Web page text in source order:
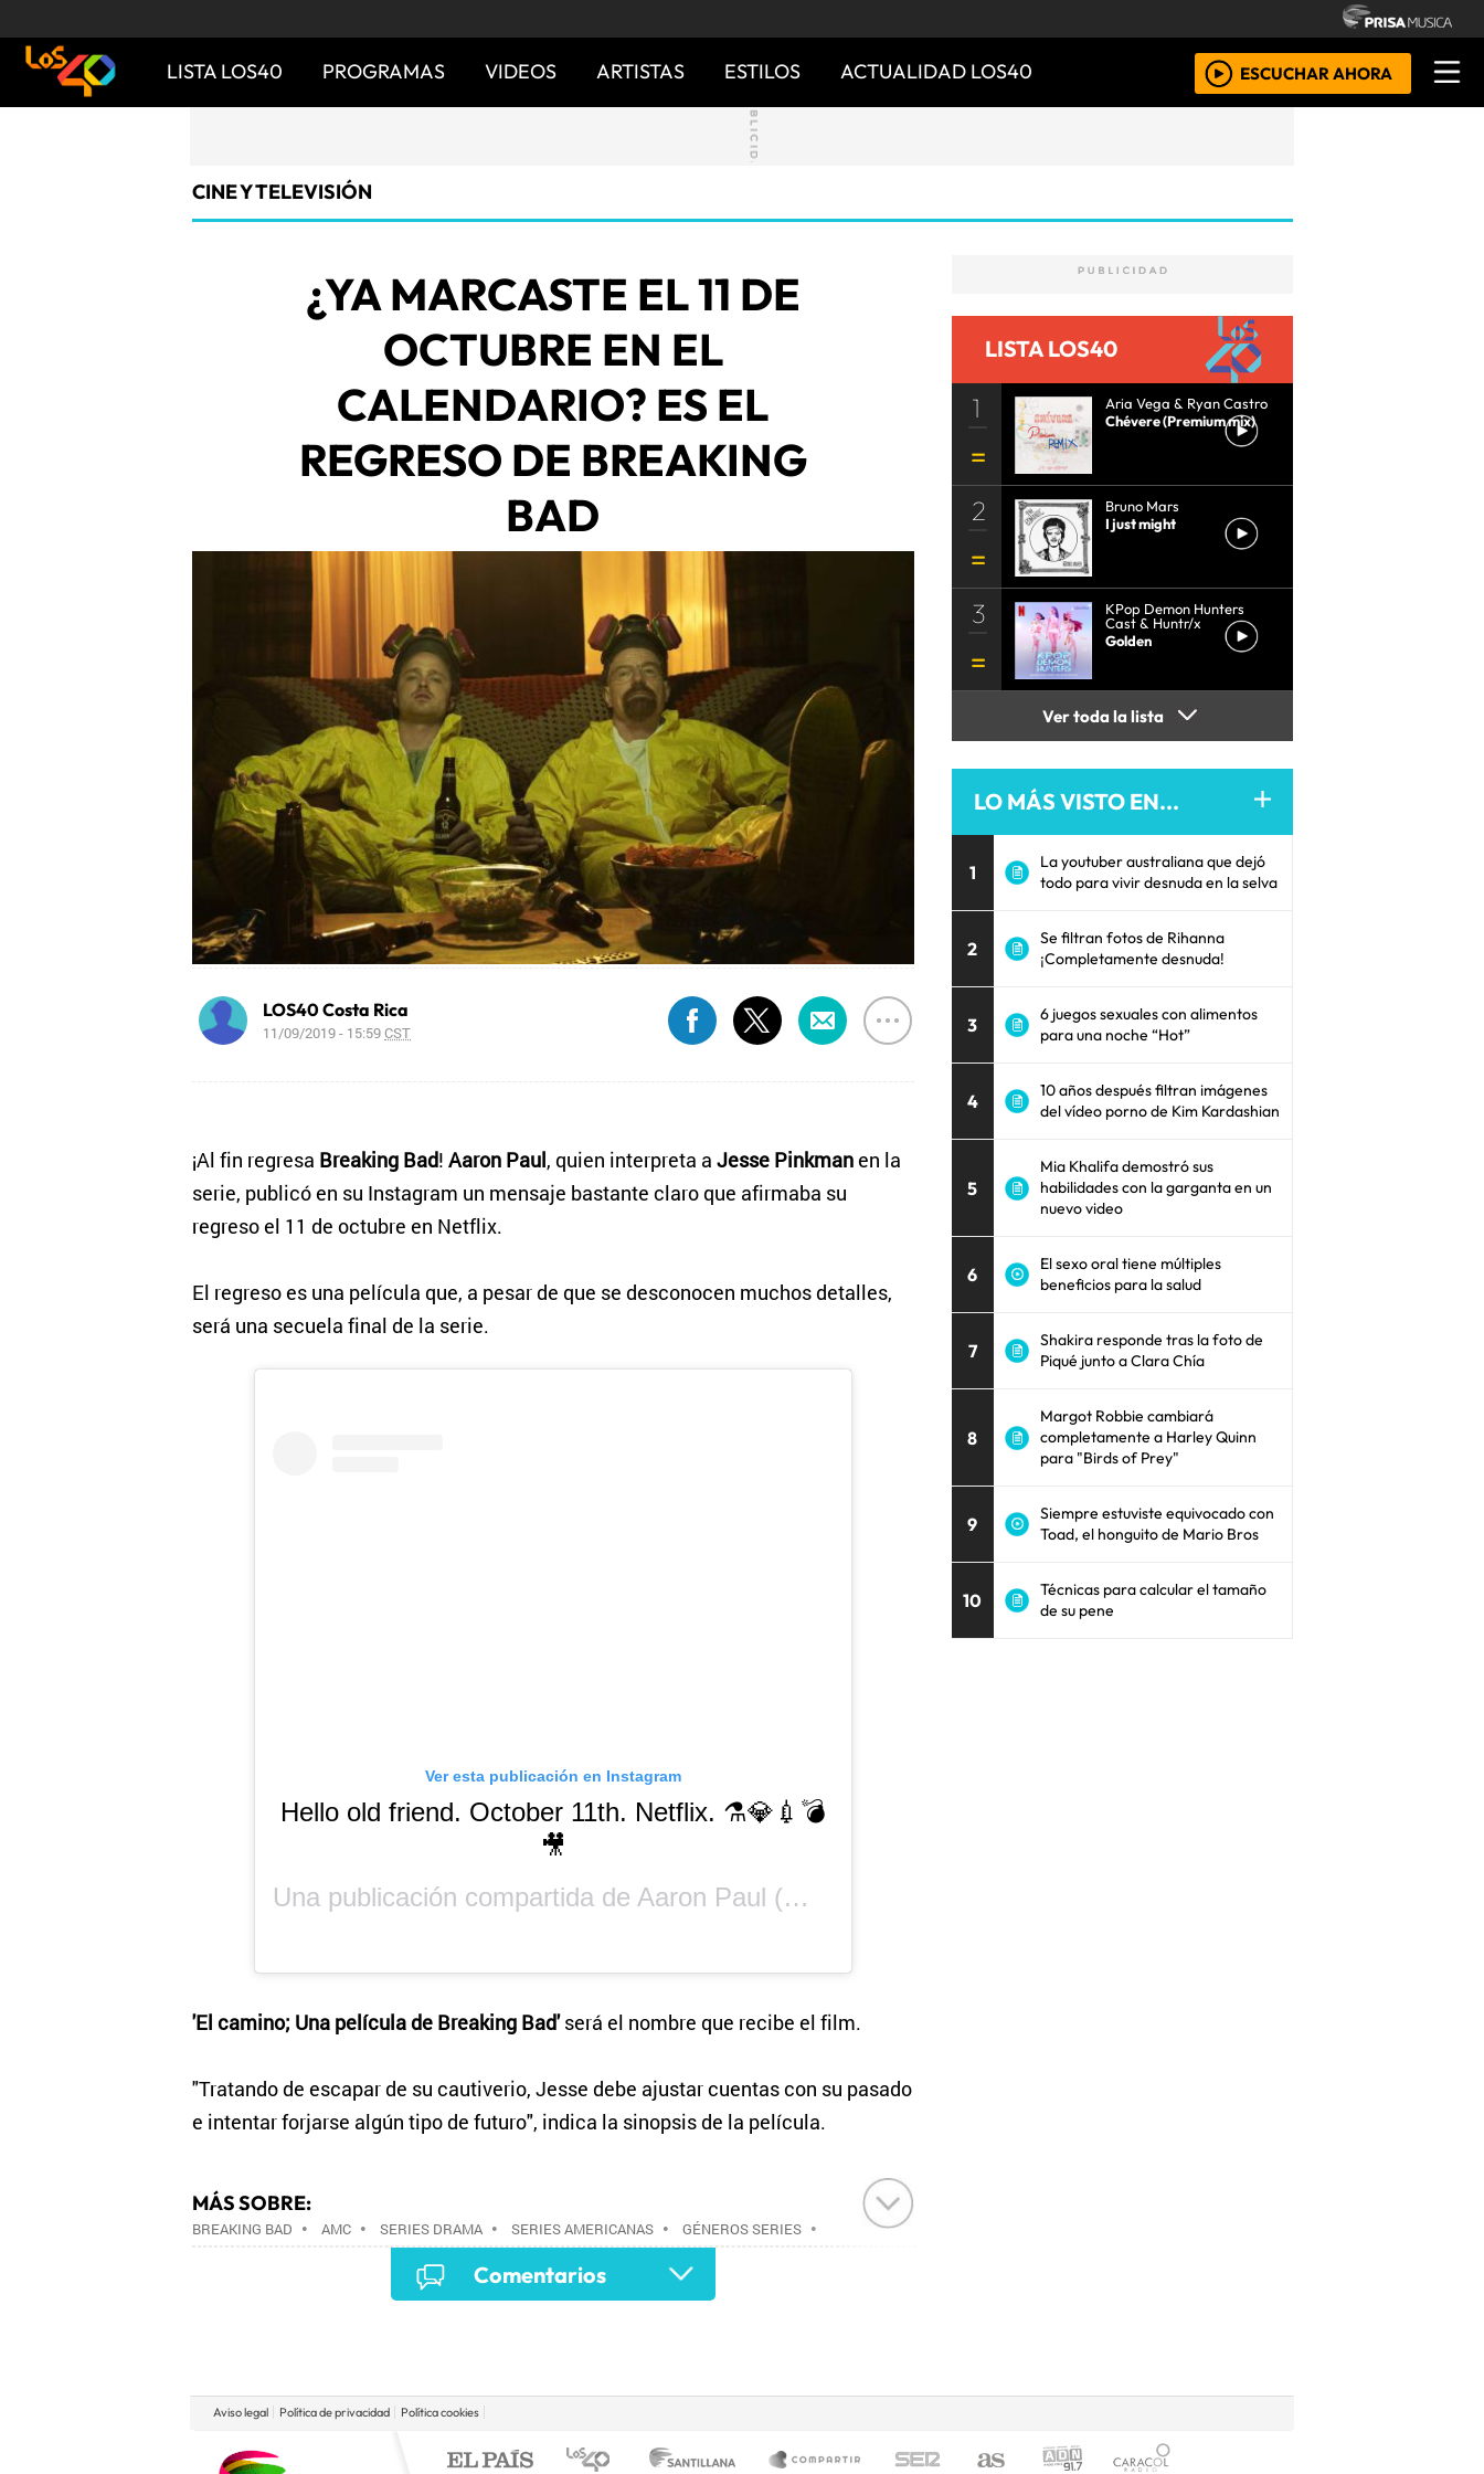
LISTA LOS40 PROGRAMAS VIDEOS ARTISTAS ESTILOS ACTUALIDAD LOS40 ESCUCHAR AHORA
CINE Y TELEVISIÓN
¿YA MARCASTE EL 11 DE
OCTUBRE EN EL
CALENDARIO? ES EL
REGRESO DE BREAKING
BAD
LOS40 Costa Rica
11/09/2019 - 15:59CST
¡Al fin regresa Breaking Bad! Aaron Paul, quien interpreta a Jesse Pinkmanen la
serie, publicó en su Instagram un mensaje bastante claro que afirmaba su
regreso el 11 de octubre en Netflix.
El regreso es una película que, a pesar de que se desconocen muchos detalles,
será una secuela final de la serie.
Ver esta publicación en Instagram
Hello old friend. October 11th. Netflix. ⚗️💎💉💣
🎥
Una publicación compartida de Aaron Paul (@aaronpaul) el
'El camino; Una película de Breaking Bad'será el nombre que recibe el film.
"Tratando de escapar de su cautiverio, Jesse debe ajustar cuentas con su pasado
e intentar forjarse algún tipo de futuro", indica la sinopsis de la película.
MÁS SOBRE:
BREAKING BAD • AMC• SERIES DRAMA• SERIES AMERICANAS• GÉNEROS SERIES•
PROGRAMA TELEVISIÓN
COMUNICACIÓN
Comentarios
LISTA LOS40
1
Aria Vega & Ryan Castro
Chévere (Premium mix)
2
Bruno Mars
I just might
3
KPop Demon Hunters
Cast & Huntr/x
Golden
Ver toda la lista
LO MÁS VISTO EN...
1
La youtuber australiana que dejó
todo para vivir desnuda en la selva
2
Se filtran fotos de Rihanna
¡Completamente desnuda!
3
6 juegos sexuales con alimentos
para una noche “Hot”
4
10 años después filtran imágenes
del vídeo porno de Kim Kardashian
5
Mia Khalifa demostró sus
habilidades con la garganta en un
nuevo video
6
El sexo oral tiene múltiples
beneficios para la salud
7
Shakira responde tras la foto de
Piqué junto a Clara Chía
8
Margot Robbie cambiará
completamente a Harley Quinn
para "Birds of Prey"
9
Siempre estuviste equivocado con
Toad, el honguito de Mario Bros
10
Técnicas para calcular el tamaño
de su pene
Aviso legal Política de privacidad Política cookies